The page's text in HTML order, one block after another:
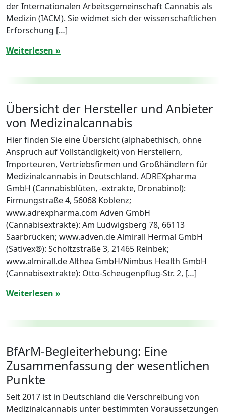
der Internationalen Arbeitsgemeinschaft Cannabis als
Medizin (IACM). Sie widmet sich der wissenschaftlichen
Erforschung […]
Weiterlesen »
Übersicht der Hersteller und Anbieter
von Medizinalcannabis
Hier finden Sie eine Übersicht (alphabethisch, ohne
Anspruch auf Vollständigkeit) von Herstellern,
Importeuren, Vertriebsfirmen und Großhändlern für
Medizinalcannabis in Deutschland. ADREXpharma
GmbH (Cannabisblüten, -extrakte, Dronabinol):
Firmungstraße 4, 56068 Koblenz;
www.adrexpharma.com Adven GmbH
(Cannabisextrakte): Am Ludwigsberg 78, 66113
Saarbrücken; www.adven.de Almirall Hermal GmbH
(Sativex®): Scholtzstraße 3, 21465 Reinbek;
www.almirall.de Althea GmbH/Nimbus Health GmbH
(Cannabisextrakte): Otto-Scheugenpflug-Str. 2, […]
Weiterlesen »
BfArM-Begleiterhebung: Eine
Zusammenfassung der wesentlichen
Punkte
Seit 2017 ist in Deutschland die Verschreibung von
Medizinalcannabis unter bestimmten Voraussetzungen